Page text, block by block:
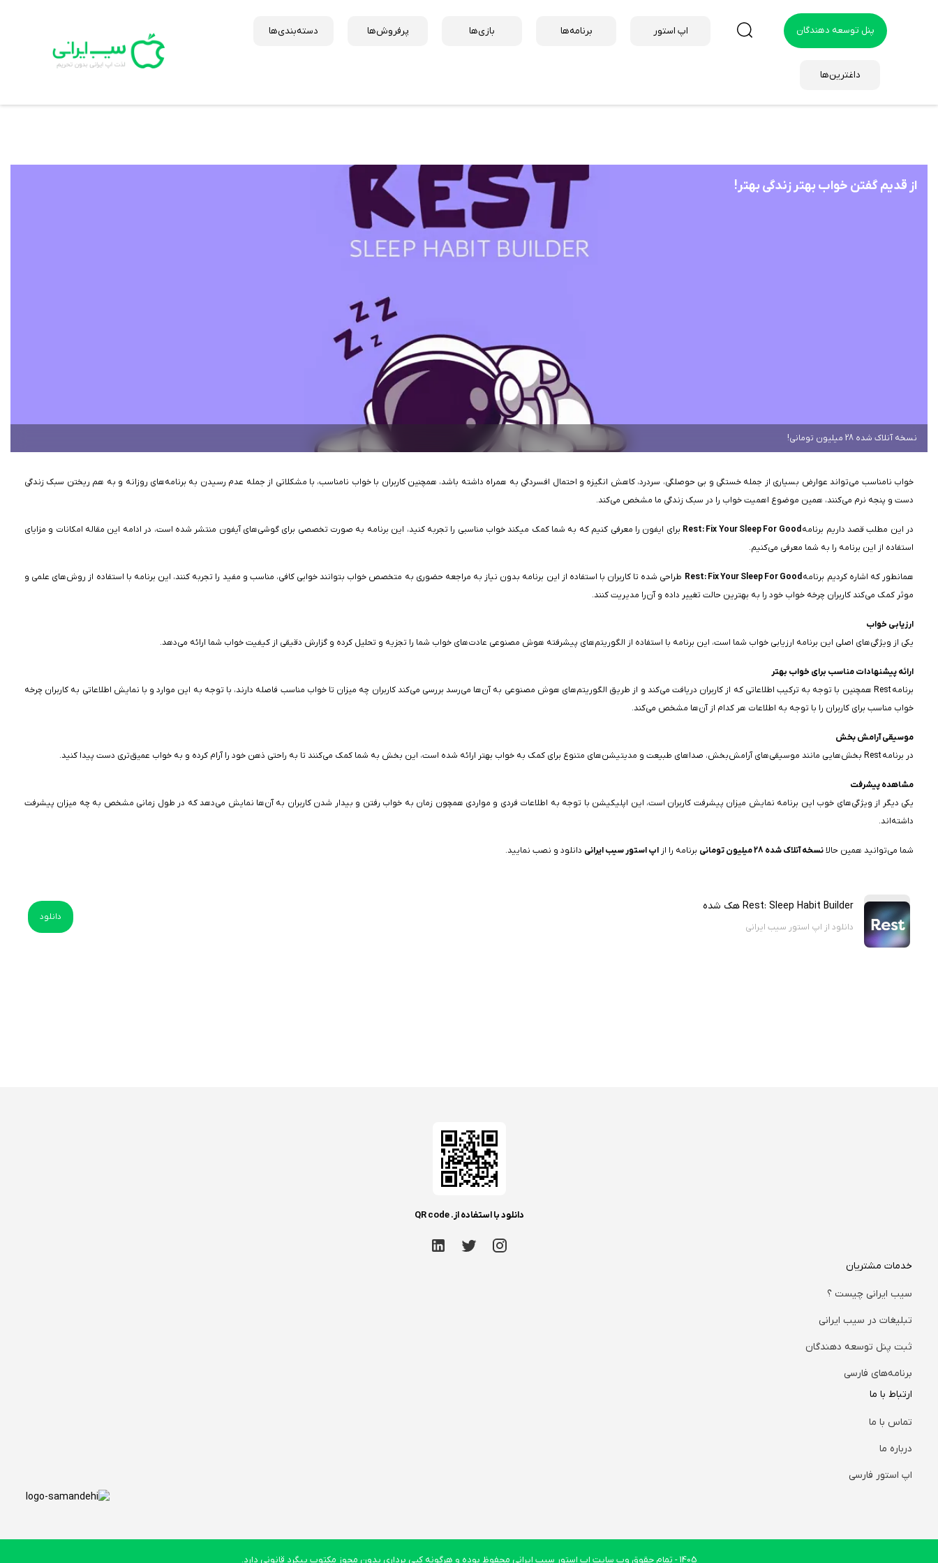
پنل توسعه دهندگان اپ استور برنامه‌ها بازی‌ها پرفروش‌ها دسته‌بندی‌ها
داغترین‌ها
از قدیم گفتن خواب بهتر زندگی بهتر!
نسخه آنلاک شده 28 میلیون تومانی!
خواب نامناسب می‌تواند عوارض بسیاری از جمله خستگی و بی حوصلگی، سردرد، کاهش انگیزه و احتمال افسردگی به همراه داشته باشد، همچنین کاربران با خواب نامناسب، با مشکلاتی از جمله عدم رسیدن به برنامه‌های روزانه و به هم ریختن سبک زندگی
دست و پنجه نرم می‌کنند، همین موضوع اهمیت خواب را در سبک زندگی ما مشخص می‌کند.
در این مطلب قصد داریم برنامهRest: Fix Your Sleep For Good
برای ایفون را معرفی کنیم که به شما کمک می‎کند خواب مناسبی را تجربه کنید، این برنامه به صورت تخصصی برای گوشی‌های آیفون منتشر شده است، در ادامه این مقاله امکانات و مزایای
استفاده از این برنامه را به شما معرفی می‌کنیم.
همانطور که اشاره کردیم برنامهRest: Fix Your Sleep For Good طراحی شده تا کاربران با استفاده از این برنامه بدون نیاز به مراجعه حضوری به متخصص خواب بتوانند خوابی کافی، مناسب و مفید را تجربه کنند، این برنامه با استفاده از روش‌های علمی و
موثر کمک می‌کند کاربران چرخه خواب خود را به بهترین حالت تغییر داده و آن‌را مدیریت کنند.
ارزیابی خواب
یکی از ویژگی‌های اصلی این برنامه ارزیابی خواب شما است، این برنامه با استفاده از الگوریتم‌های پیشرفته هوش مصنوعی عادت‌های خواب شما را تجزیه و تحلیل کرده و گزارش دقیقی از کیفیت خواب شما ارائه می‌دهد.
ارائه پیشنهادات مناسب برای خواب بهتر
برنامه Rest همچنین با توجه به ترکیب اطلاعاتی که از کاربران دریافت می‌کند و از طریق الگوریتم‌های هوش مصنوعی به آن‌ها می‌رسد بررسی می‌کند کاربران چه میزان تا خواب مناسب فاصله دارند، با توجه به این موارد و با نمایش اطلاعاتی به کاربران چرخه
خواب مناسب برای کاربران را با توجه به اطلاعات هر کدام از آن‌ها مشخص می‌کند.
موسیقی آرامش بخش
در برنامه Rest بخش‌هایی مانند موسیقی‌های آرامش‌بخش، صداهای طبیعت و مدیتیشن‌های متنوع برای کمک به خواب بهتر ارائه شده است، این بخش به شما کمک می‌کنند تا به راحتی ذهن خود را آرام کرده و به خواب عمیق‌تری دست پیدا کنید.
مشاهده پیشرفت
یکی دیگر از ویژگی‌های خوب این برنامه نمایش میزان پیشرفت کاربران است، این اپلیکیشن با توجه به اطلاعات فردی و مواردی همچون زمان به خواب رفتن و بیدار شدن کاربران به آن‌ها نمایش می‌دهد که در طول زمانی مشخص به چه میزان پیشرفت
داشته‌اند.
شما می‌توانید همین حالانسخه آنلاک شده 28 میلیون تومانی برنامه را از اپ استور سیب ایرانی دانلود و نصب نمایید.
Rest: Sleep Habit Builder هک شده
دانلود از اپ استور سیب ایرانی
دانلود
دانلود با استفاده از. QR code
خدمات مشتریان
سیب ایرانی چیست ؟
تبلیغات در سیب ایرانی
ثبت پنل توسعه دهندگان
برنامه‌های فارسی
ارتباط با ما
تماس با ما
درباره ما
اپ استور فارسی
1405- تمام حقوق وب سایت اپ استور سیب ایرانی محفوظ بوده و هرگونه کپی برداری بدون مجوز مکتوب پیگرد قانونی دارد.